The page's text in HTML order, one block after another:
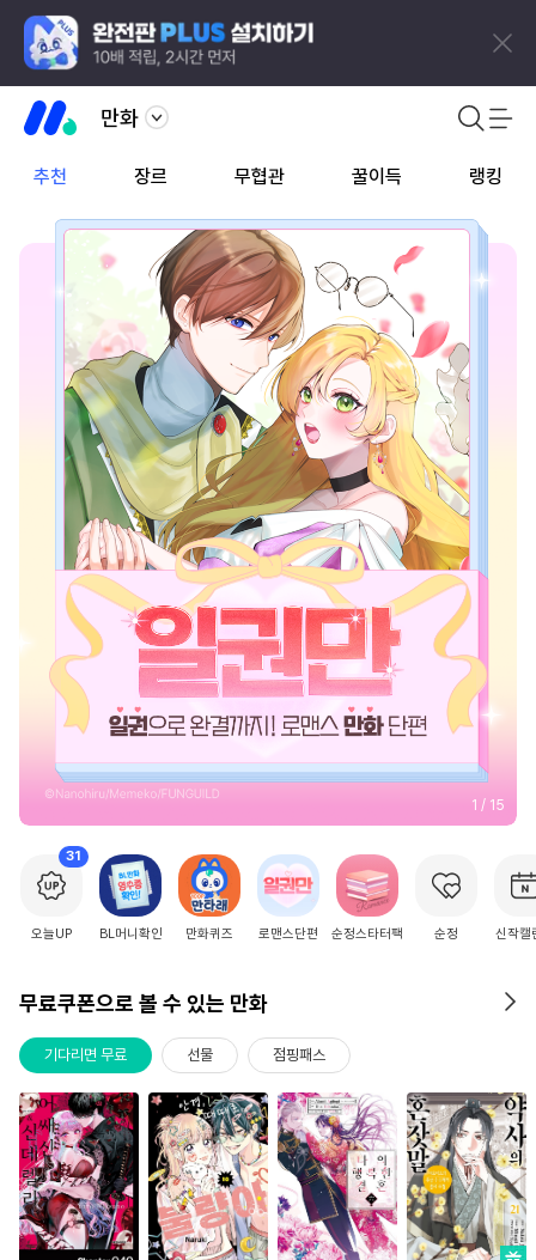
만화
추천 장르 무협관 꿀이득 랭킹
2 / 15
31
오늘UP BL머니확인 만화퀴즈 로맨스단편 순정스타터팩 순정 신작캘
무료쿠폰으로 볼 수 있는 만화
기다리면 무료 선물 점핑패스